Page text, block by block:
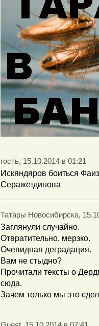
гость, 15.10.2014 в 01:21
Искяндяров боиться
Серажетдинова
Татары Новосибирска,
Заглянули случайно.
Отвратительно, мерзко.
Очевидная деградация.
Вам не стыдно?
Прочитали тексты о
сюда.
Зачем только мы это